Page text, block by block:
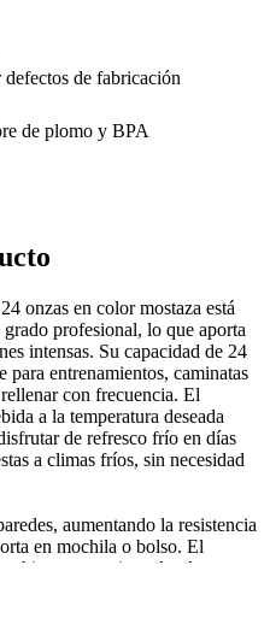
de fabricación
de plomo y BPA
onzas en color mostaza está
profesional, lo que aporta
intensas. Su capacidad de 24
entrenamientos, caminatas
con frecuencia. El
a la temperatura deseada
de refresco frío en días
a climas fríos, sin necesidad
aumentando la resistencia
en mochila o bolso. El
y permite colgarlo
de entrenamiento,